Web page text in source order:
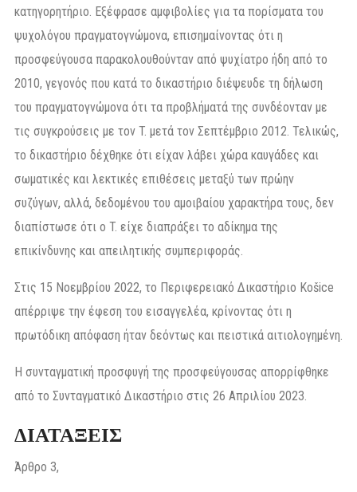
κατηγορητήριο. Εξέφρασε αμφιβολίες για τα πορίσματα του
ψυχολόγου πραγματογνώμονα, επισημαίνοντας ότι η
προσφεύγουσα παρακολουθούνταν από ψυχίατρο ήδη από το
2010, γεγονός που κατά το δικαστήριο διέψευδε τη δήλωση
του πραγματογνώμονα ότι τα προβλήματά της συνδέονταν με
τις συγκρούσεις με τον T. μετά τον Σεπτέμβριο 2012. Τελικώς,
το δικαστήριο δέχθηκε ότι είχαν λάβει χώρα καυγάδες και
σωματικές και λεκτικές επιθέσεις μεταξύ των πρώην
συζύγων, αλλά, δεδομένου του αμοιβαίου χαρακτήρα τους, δεν
διαπίστωσε ότι ο T. είχε διαπράξει το αδίκημα της
επικίνδυνης και απειλητικής συμπεριφοράς.
Στις 15 Νοεμβρίου 2022, το Περιφερειακό Δικαστήριο Košice
απέρριψε την έφεση του εισαγγελέα, κρίνοντας ότι η
πρωτόδικη απόφαση ήταν δεόντως και πειστικά αιτιολογημένη.
Η συνταγματική προσφυγή της προσφεύγουσας απορρίφθηκε
από το Συνταγματικό Δικαστήριο στις 26 Απριλίου 2023.
ΔΙΑΤΑΞΕΙΣ
Άρθρο 3,